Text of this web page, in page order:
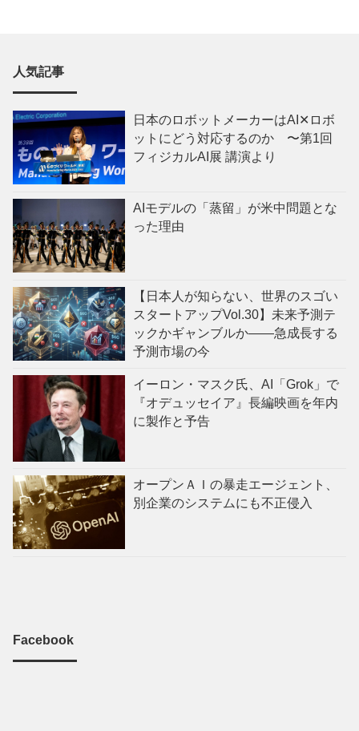
人気記事
日本のロボットメーカーはAI✕ロボ
ットにどう対応するのか 〜第1回
フィジカルAI展 講演より
AIモデルの「蒸留」が米中問題とな
った理由
【日本人が知らない、世界のスゴい
スタートアップVol.30】未来予測テ
ックかギャンブルか——急成長する
予測市場の今
イーロン・マスク氏、AI「Grok」で
『オデュッセイア』長編映画を年内
に製作と予告
オープンＡＩの暴走エージェント、
別企業のシステムにも不正侵入
Facebook